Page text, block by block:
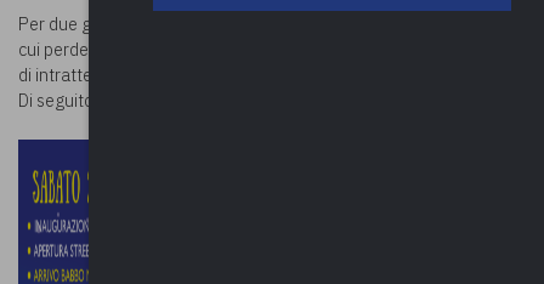
Per due giorni i visitatori si immergeranno in un luogo incantato in
cui perdersi tra luci, suoni, profumi, colori ed un vasto programma
di intrattenimento per grandi e piccini.
Di seguito il programma dell’evento.